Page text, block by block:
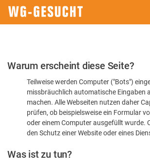
Bitte
dass
sind
Warum erscheint diese Seite?
Teilweise werden Computer ("Bots")
missbräuchlich automatische Eingaben
machen. Alle Webseiten nutzen daher
prüfen, ob beispielsweise ein Formular
oder einem Computer ausgefüllt wurde.
den Schutz einer Website oder eines
Was ist zu tun?